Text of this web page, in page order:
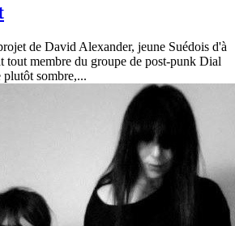
de David Alexander, jeune Suédois d'à
tout membre du groupe de post-punk Dial
sombre,...